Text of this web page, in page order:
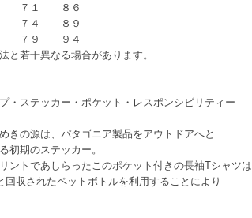
８６
８９
９ ９４
る場合があります。
・ステッカー・ポケット・レスポンシビリティー
きの源は、パタゴニア製品をアウトドアへと
初期のステッカー。
ントであしらったこのポケット付きの長袖Tシャツは
回収されたペットボトルを利用することにより